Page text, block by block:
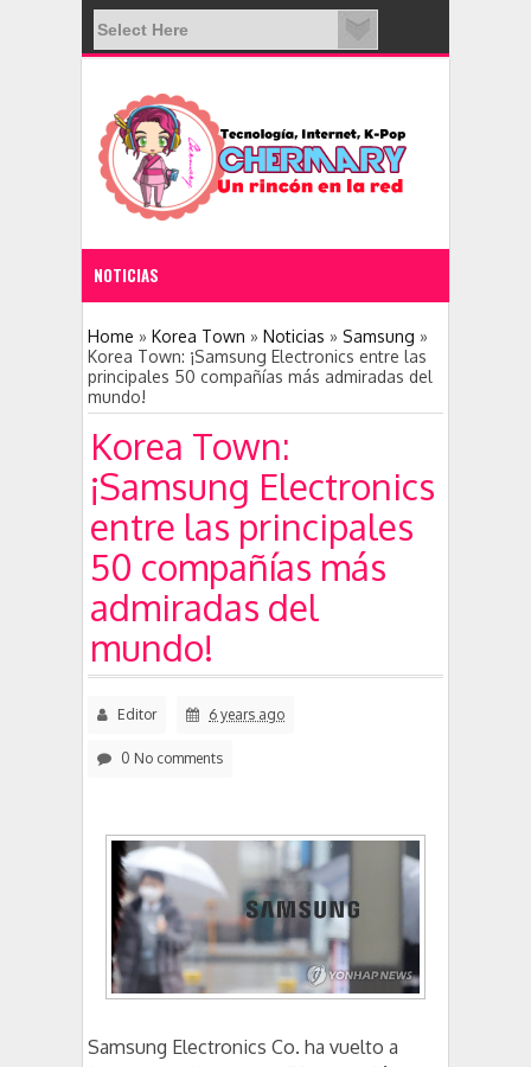
NOTICIAS
11:28 PM
Nace una nueva red social: Clubhouse
Home » Korea Town » Noticias » Samsung »
Korea Town: ¡Samsung Electronics entre las
principales 50 compañías más admiradas del
mundo!
Korea Town:
¡Samsung Electronics
entre las principales
50 compañías más
admiradas del
mundo!
Editor 6 years ago
0 No comments
Samsung Electronics Co. ha vuelto a